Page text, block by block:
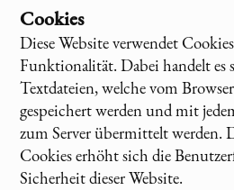
Cookies
Diese Website verwendet
Funktionalität. Dabei handelt es
Textdateien, welche vom
gespeichert werden und mit
zum Server übermittelt werden.
Cookies erhöht sich die
Sicherheit dieser Website.